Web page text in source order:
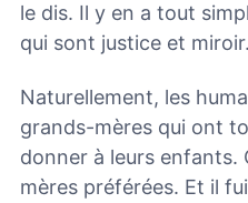
le dis. Il y en a tout
qui sont justice et miroir.
Naturellement, les
grands-mères qui ont
donner à leurs enfants.
mères préférées. Et il